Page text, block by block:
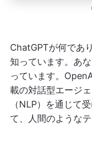
ChatGPTが何であ
知っています。あ
っています。
載の対話型エージ
（NLP）を通じて
て、人間のような